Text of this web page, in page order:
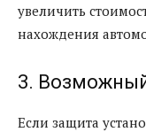
увеличить
нахождения
3.
Если защита